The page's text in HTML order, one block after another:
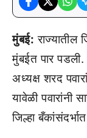
मुंबई: राज्यातील
मुंबईत पार पडली.
अध्यक्ष शरद
यावेळी पवारांनी
जिल्हा